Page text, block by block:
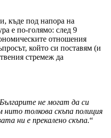
къде под напора на
е по-голямо: след 9
отношения
който си поставям (и
стремеж да
Българите не могат да си
нито толкова скъпа полиция
ни е прекалено скъпа.“